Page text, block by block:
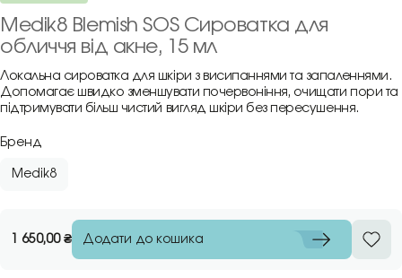
Medik8 Blemish SOS Сироватка для
обличчя від акне, 15 мл
Локальна сироватка для шкіри з висипаннями та запаленнями.
Допомагає швидко зменшувати почервоніння, очищати пори та
підтримувати більш чистий вигляд шкіри без пересушення.
Бренд
Medik8
1 650,00₴ Додати до кошика